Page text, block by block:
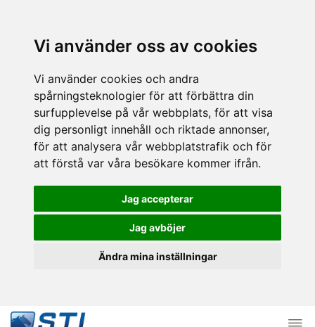
Vi använder oss av cookies
Vi använder cookies och andra
spårningsteknologier för att förbättra din
surfupplevelse på vår webbplats, för att visa
dig personligt innehåll och riktade annonser,
för att analysera vår webbplatstrafik och för
att förstå var våra besökare kommer ifrån.
Jag accepterar
Jag avböjer
Ändra mina inställningar